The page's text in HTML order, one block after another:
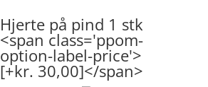
Hjerte på pind 1 stk
<span class='ppom-
option-label-price'>
[+kr. 30,00]</span>